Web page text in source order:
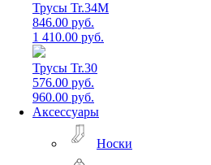
Трусы Tr.34M
846.00 руб.
1 410.00 руб.
Трусы Tr.30
576.00 руб.
960.00 руб.
Аксессуары
Носки